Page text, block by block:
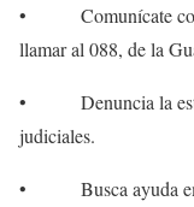
• Comunícate con
llamar al 088, de la
• Denuncia la
judiciales.
• Busca ayuda